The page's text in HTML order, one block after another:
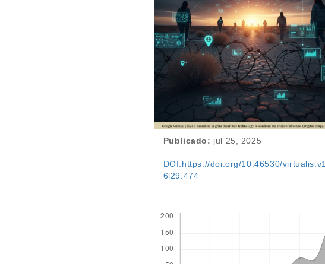
Publicado: jul 25, 2025
DOI:https://doi.org/10.46530/virtualis.v1
6i29.474